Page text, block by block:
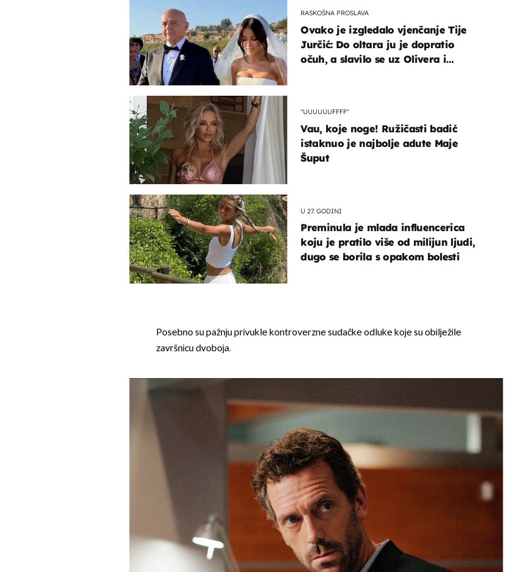
RASKOŠNA PROSLAVA
Ovako je izgledalo vjenčanje Tije
Jurčić: Do oltara ju je dopratio
očuh, a slavilo se uz Olivera i
"UUUUUUFFFF"
Vau, koje noge! Ružičasti badić
istaknuo je najbolje adute Maje
Šuput
U 27. GODINI
Preminula je mlada influencerica
koju je pratilo više od milijun ljudi,
dugo se borila s opakom bolesti
Posebno su pažnju privukle kontroverzne sudačke odluke koje su obilježile
završnicu dvoboja.